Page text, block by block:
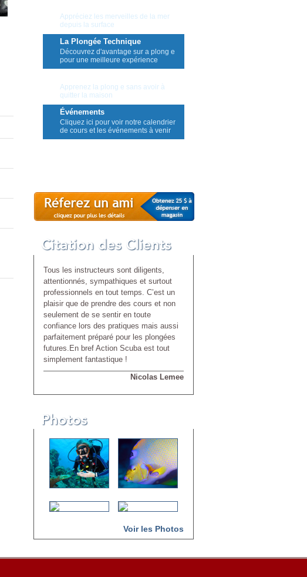
Appréciez les merveilles de la mer
depuis la surface
La Plongée Technique
Découvrez d'avantage sur a plong e
pour une meilleure expérience
Apprenez la plong e sans avoir à
quitter la maison
Événements
Cliquez ici pour voir notre calendrier
de cours et les événements à venir
Tous les instructeurs sont diligents,
attentionnés, sympathiques et surtout
professionnels en tout temps. C’est un
plaisir que de prendre des cours et non
seulement de se sentir en toute
confiance lors des pratiques mais aussi
parfaitement préparé pour les plongées
futures.En bref Action Scuba est tout
simplement fantastique !
Nicolas Lemee
Voir les Photos